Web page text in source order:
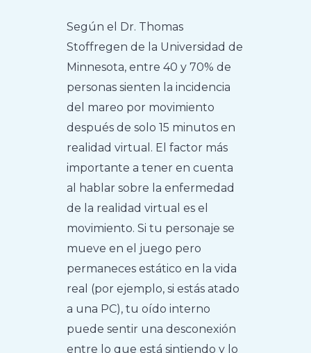
Según el Dr. Thomas
Stoffregen de la Universidad de
Minnesota, entre 40 y 70% de
personas sienten la incidencia
del mareo por movimiento
después de solo 15 minutos en
realidad virtual. El factor más
importante a tener en cuenta
al hablar sobre la enfermedad
de la realidad virtual es el
movimiento. Si tu personaje se
mueve en el juego pero
permaneces estático en la vida
real (por ejemplo, si estás atado
a una PC), tu oído interno
puede sentir una desconexión
entre lo que está sintiendo y lo